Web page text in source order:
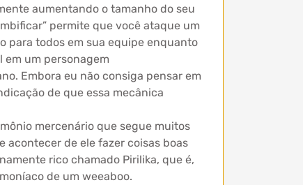
aumentando o tamanho do seu
permite que você ataque um
para todos em sua equipe enquanto
em um personagem
Embora eu não consiga pensar em
de que essa mecânica
mercenário que segue muitos
acontecer de ele fazer coisas boas
rico chamado Pirilika, que é,
de um weeaboo.